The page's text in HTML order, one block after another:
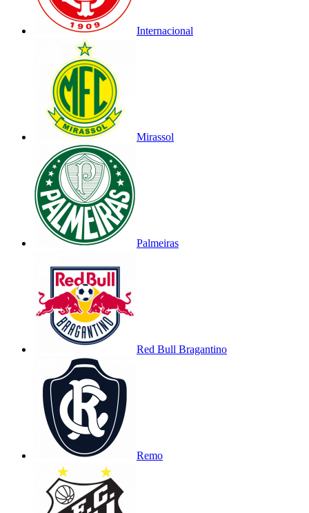
Internacional
Mirassol
Palmeiras
Red Bull Bragantino
Remo